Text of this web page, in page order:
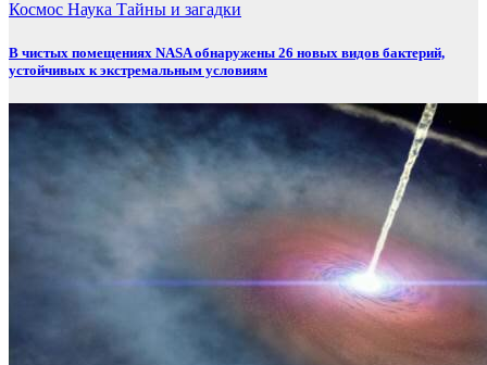
Космос Наука Тайны и загадки
В чистых помещениях NASA обнаружены 26 новых видов бактерий,
устойчивых к экстремальным условиям